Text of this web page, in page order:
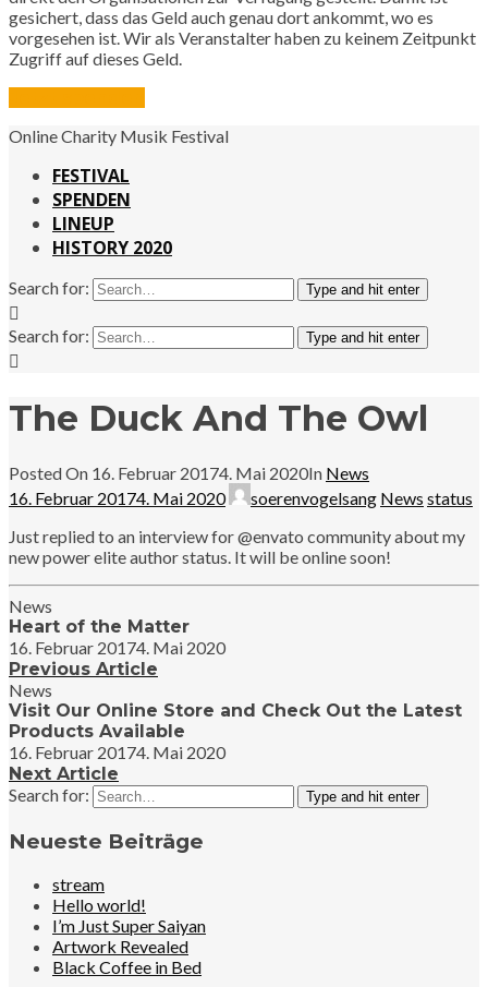
gesichert, dass das Geld auch genau dort ankommt, wo es
vorgesehen ist. Wir als Veranstalter haben zu keinem Zeitpunkt
Zugriff auf dieses Geld.
Online Charity Musik Festival
FESTIVAL
SPENDEN
LINEUP
HISTORY 2020
Search for: Type and hit enter
Search for: Type and hit enter
The Duck And The Owl
Posted On 16. Februar 20174. Mai 2020In News
16. Februar 20174. Mai 2020 soerenvogelsang News status
Just replied to an interview for @envato community about my
new power elite author status. It will be online soon!
News
Heart of the Matter
16. Februar 20174. Mai 2020
Previous Article
News
Visit Our Online Store and Check Out the Latest
Products Available
16. Februar 20174. Mai 2020
Next Article
Search for:
Type and hit enter
Neueste Beiträge
stream
Hello world!
I’m Just Super Saiyan
Artwork Revealed
Black Coffee in Bed